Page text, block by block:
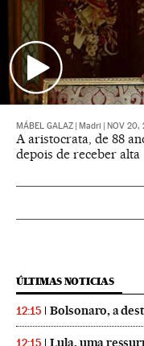
MÁBEL GALAZ Madri NOV 20,
A aristocrata, de 88
depois de receber alta
ÚLTIMAS NOTICIAS
12:15 Bolsonaro, a
12:15 Lula, uma